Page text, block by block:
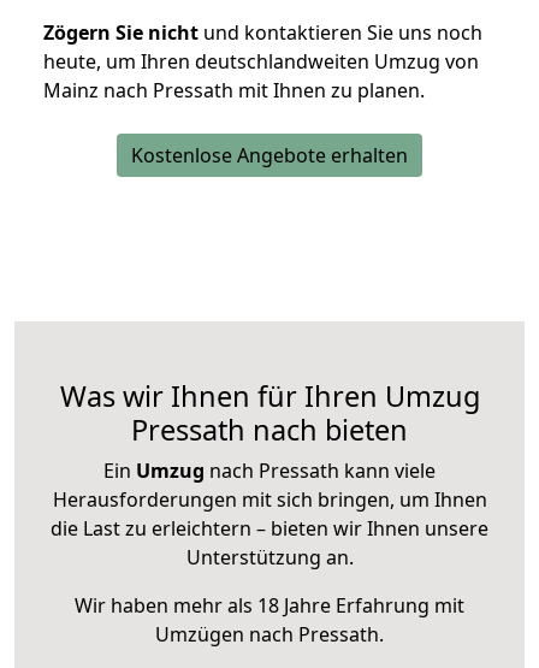
Zögern Sie nicht und kontaktieren Sie uns noch
heute, um Ihren deutschlandweiten Umzug von
Mainz nach Pressath mit Ihnen zu planen.
Kostenlose Angebote erhalten
Was wir Ihnen für Ihren Umzug
Pressath nach bieten
Ein Umzug nach Pressath kann viele
Herausforderungen mit sich bringen, um Ihnen
die Last zu erleichtern – bieten wir Ihnen unsere
Unterstützung an.
Wir haben mehr als 18 Jahre Erfahrung mit
Umzügen nach Pressath.